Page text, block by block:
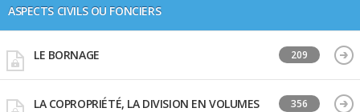
ASPECTS CIVILS OU FONCIERS
LE BORNAGE 209
LA COPROPRIÉTÉ, LA DIVISION EN VOLUMES 356